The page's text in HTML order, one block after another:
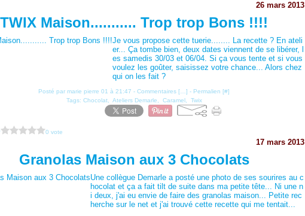
26 mars 2013
TWIX Maison........... Trop trop Bons !!!!
Je vous propose cette tuerie........ La recette ? En ateli
er... Ça tombe bien, deux dates viennent de se libérer, l
es samedis 30/03 et 06/04. Si ça vous tente et si vous
voulez les goûter, saisissez votre chance... Alors chez
qui on les fait ?
Posté par marie pierre 01 à 21:47 - Commentaires [ ] - Permalien [#]
Tags: Chocolat, Ateliers Demarle Caramel, Twix
0 vote
17 mars 2013
Granolas Maison aux 3 Chocolats
Une collègue Demarle a posté une photo de ses sourires au c
hocolat et ça a fait tilt de suite dans ma petite tête... Ni une n
i deux, j'ai eu envie de faire des granolas maison... Petite rec
herche sur le net et j'ai trouvé cette recette qui me tentait...